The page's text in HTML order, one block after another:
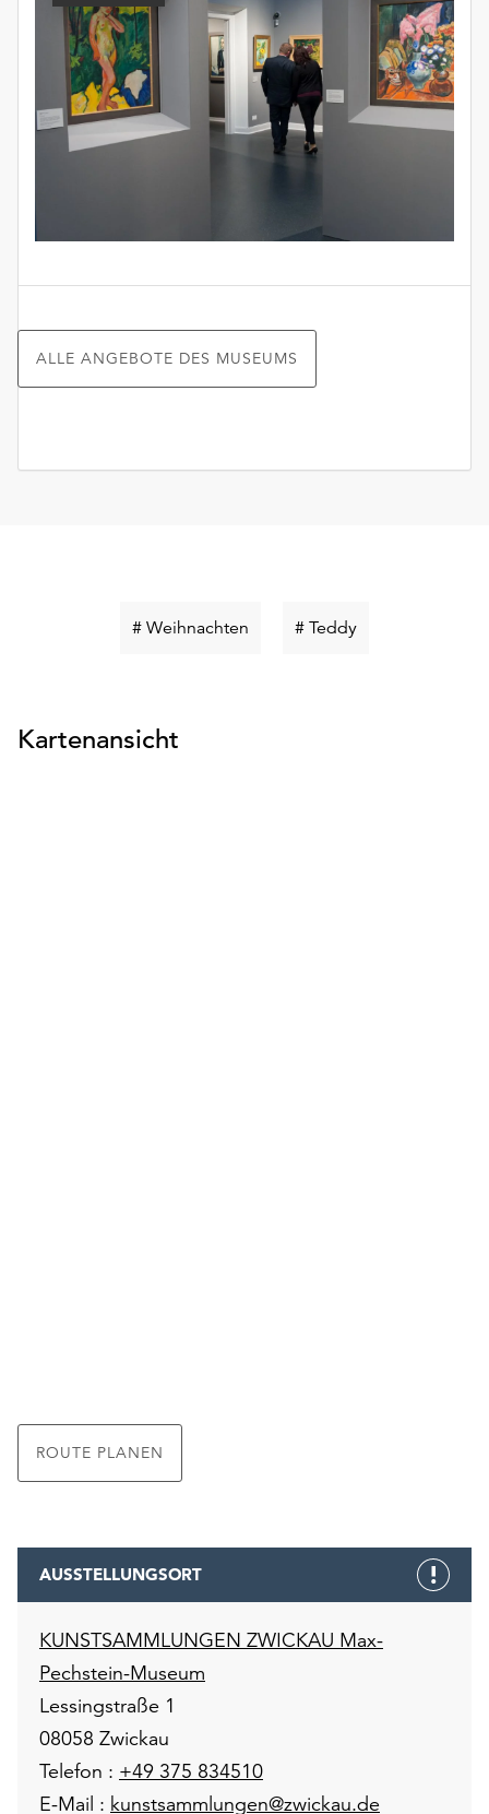
ALLE ANGEBOTE DES MUSEUMS
# Weihnachten Schlüsselwort
# TeddySchlüsselwort
Kartenansicht
ROUTE PLANEN
AUSSTELLUNGSORT
KUNSTSAMMLUNGEN ZWICKAU Max-
Pechstein-Museum
Lessingstraße 1
08058 Zwickau
Telefon : +49 375 834510
E-Mail : kunstsammlungen@zwickau.de